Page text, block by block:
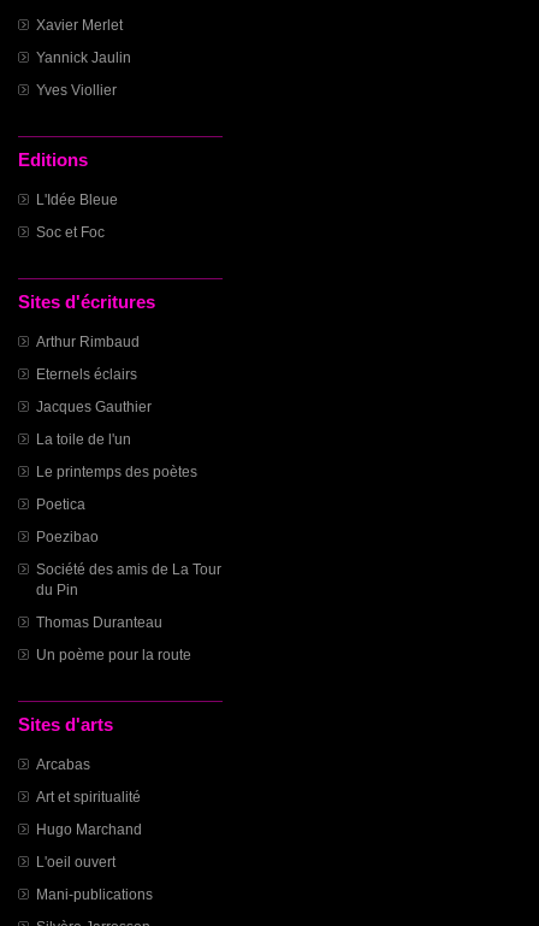
Xavier Merlet
Yannick Jaulin
Yves Viollier
Editions
L'Idée Bleue
Soc et Foc
Sites d'écritures
Arthur Rimbaud
Eternels éclairs
Jacques Gauthier
La toile de l'un
Le printemps des poètes
Poetica
Poezibao
Société des amis de La Tour
du Pin
Thomas Duranteau
Un poème pour la route
Sites d'arts
Arcabas
Art et spiritualité
Hugo Marchand
L'oeil ouvert
Mani-publications